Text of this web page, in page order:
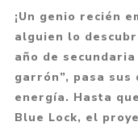
¡Un genio recién
alguien lo
año de
garrón”, pasa sus
energía. Hasta
Blue Lock, el